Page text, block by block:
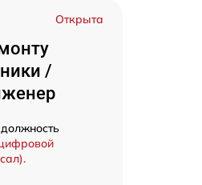
Открыта
/